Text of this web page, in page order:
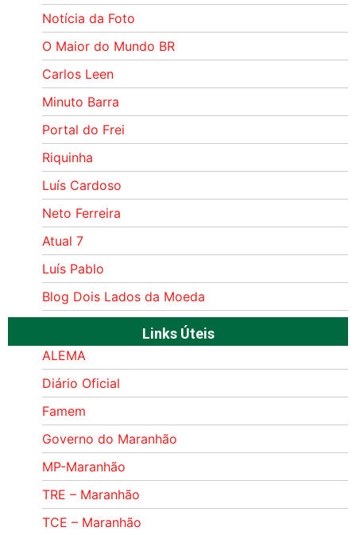
Notícia da Foto
O Maior do Mundo BR
Carlos Leen
Minuto Barra
Portal do Frei
Riquinha
Luís Cardoso
Neto Ferreira
Atual 7
Luís Pablo
Blog Dois Lados da Moeda
Links Úteis
ALEMA
Diário Oficial
Famem
Governo do Maranhão
MP-Maranhão
TRE – Maranhão
TCE – Maranhão